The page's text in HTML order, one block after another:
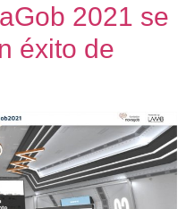
2021 se
éxito de